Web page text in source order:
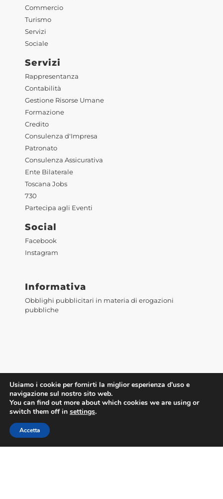
Commercio
Turismo
Servizi
Sociale
Servizi
Rappresentanza
Contabilità
Gestione Risorse Umane
Formazione
Credito
Consulenza d'Impresa
Patronato
Consulenza Assicurativa
Ente Bilaterale
Toscana Jobs
730
Partecipa agli Eventi
Social
Facebook
Instagram
Informativa
Obblighi pubblicitari in materia di erogazioni
pubbliche
Accedi alla WebMail
Usiamo i cookie per fornirti la miglior esperienza d'uso e
navigazione sul nostro sito web.
You can find out more about which cookies we are using or
switch them off in settings.
Accetta